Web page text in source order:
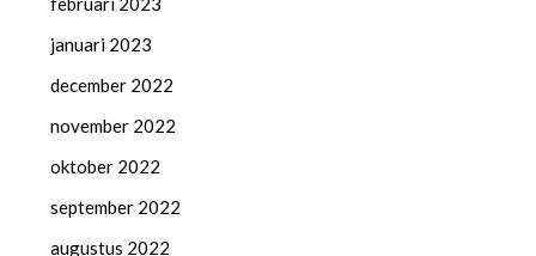
januari 2023
december 2022
november 2022
oktober 2022
september 2022
augustus 2022